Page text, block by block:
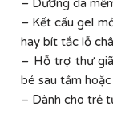
– Dưỡng da
– Kết cấu gel
hay bít tắc lỗ
– Hỗ trợ thư
bé sau tắm
– Dành cho trẻ